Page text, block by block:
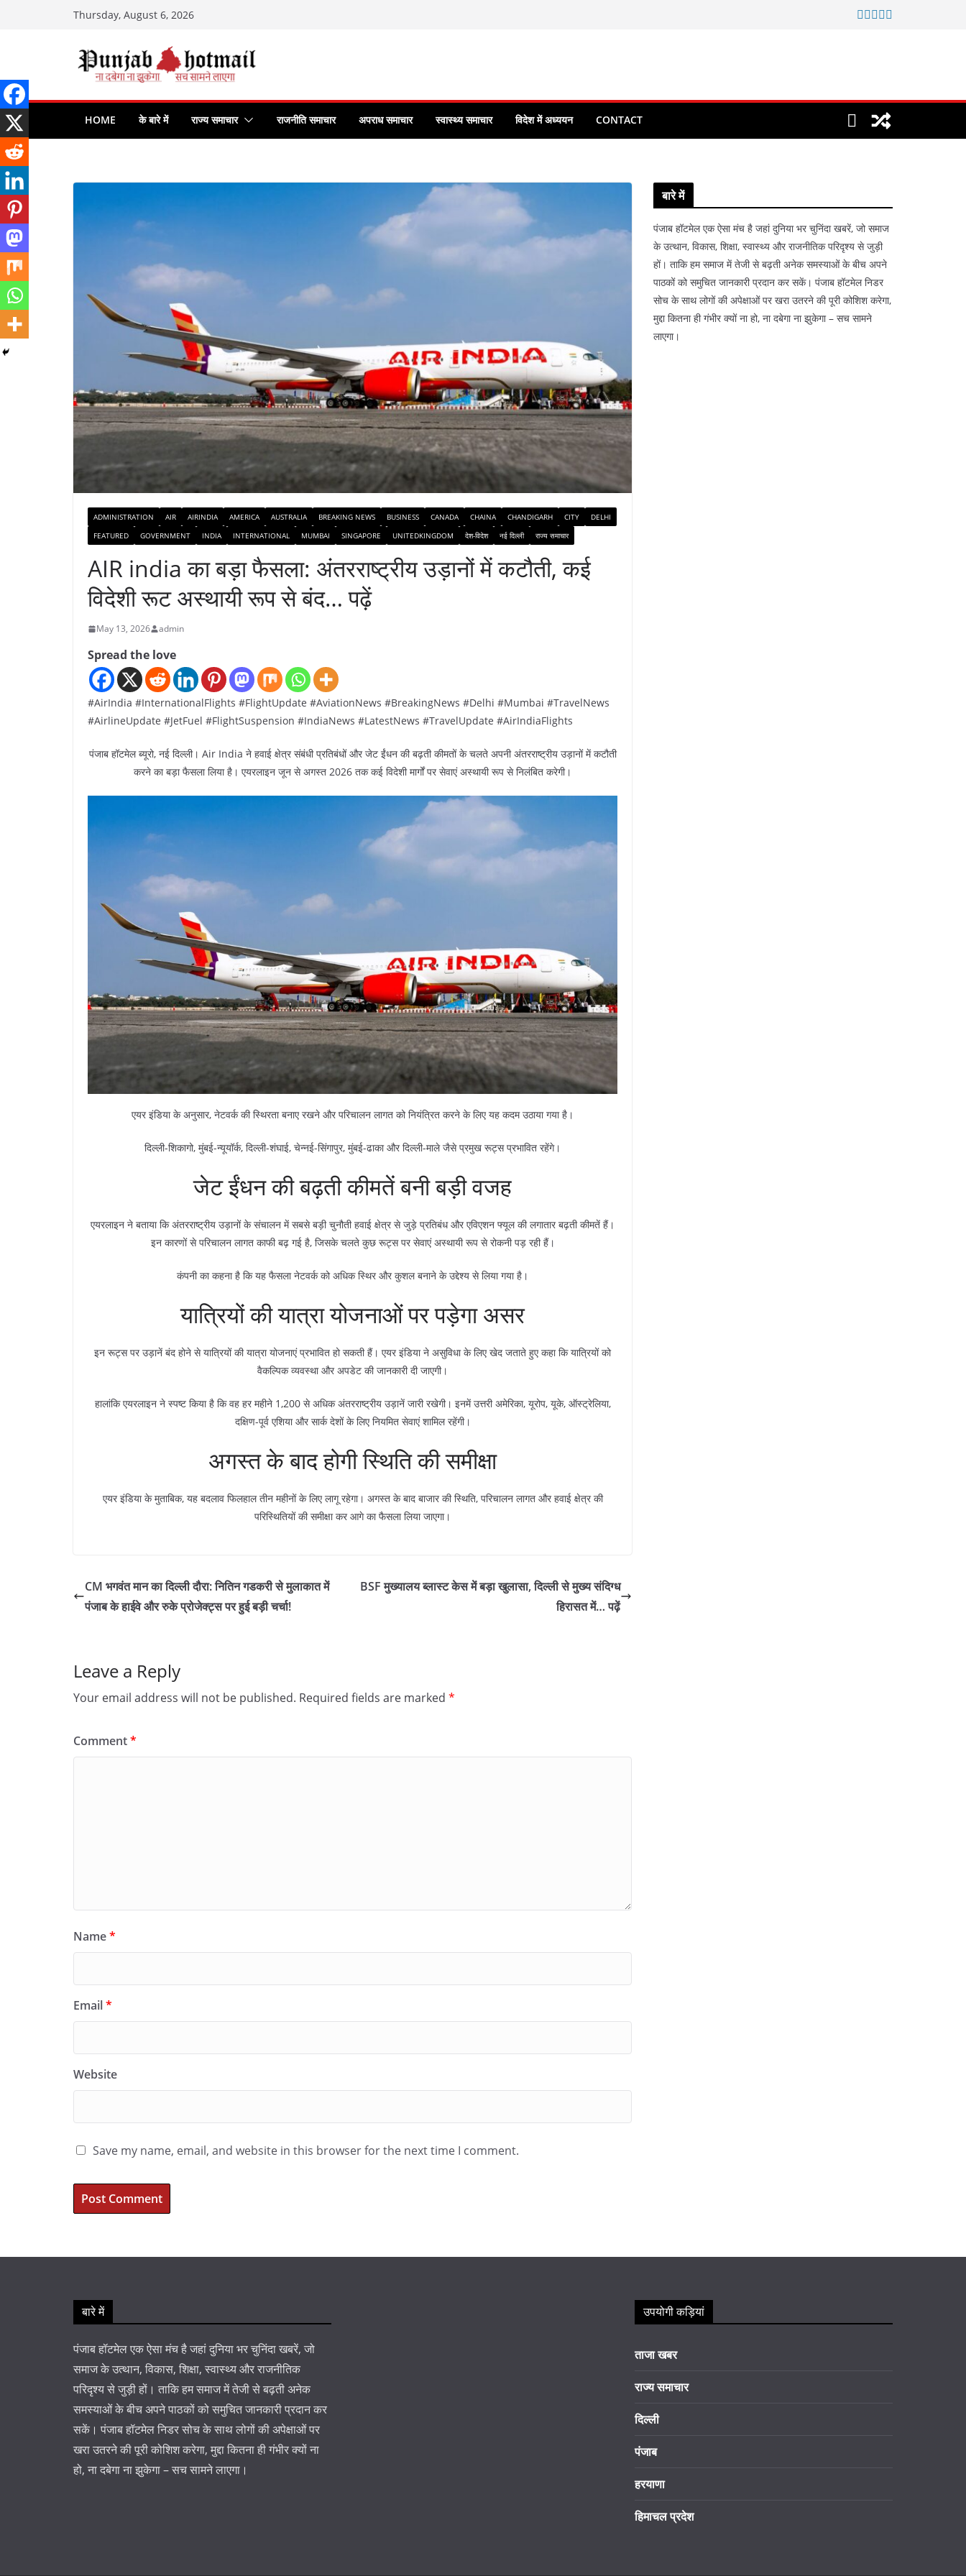
Thursday, August 6, 2026
HOME के बारे में राज्य समाचार राजनीति समाचार अपराध समाचार स्वास्थ्य समाचार विदेश में अध्ययन CONTACT
ADMINISTRATION AIR AIRINDIA AMERICA AUSTRALIA BREAKING NEWS BUSINESS CANADA CHAINA CHANDIGARH CITY
DELHI
FEATURED
GOVERNMENT INDIA INTERNATIONAL MUMBAI SINGAPORE UNITEDKINGDOM देश-विदेश नई दिल्ली राज्य समाचार
AIR india का बड़ा फैसला: अंतरराष्ट्रीय उड़ानों में कटौती, कई
विदेशी रूट अस्थायी रूप से बंद… पढ़ें
May 13, 2026 admin
Spread the love
#AirIndia #InternationalFlights #FlightUpdate #AviationNews #BreakingNews #Delhi #Mumbai #TravelNews
#AirlineUpdate #JetFuel #FlightSuspension #IndiaNews #LatestNews #TravelUpdate #AirIndiaFlights
पंजाब हॉटमेल ब्यूरो, नई दिल्ली। Air India ने हवाई क्षेत्र संबंधी प्रतिबंधों और जेट ईंधन की बढ़ती कीमतों के चलते अपनी अंतरराष्ट्रीय उड़ानों में कटौती
करने का बड़ा फैसला लिया है। एयरलाइन जून से अगस्त 2026 तक कई विदेशी मार्गों पर सेवाएं अस्थायी रूप से निलंबित करेगी।
एयर इंडिया के अनुसार, नेटवर्क की स्थिरता बनाए रखने और परिचालन लागत को नियंत्रित करने के लिए यह कदम उठाया गया है।
दिल्ली-शिकागो, मुंबई-न्यूयॉर्क, दिल्ली-शंघाई, चेन्नई-सिंगापुर, मुंबई-ढाका और दिल्ली-माले जैसे प्रमुख रूट्स प्रभावित रहेंगे।
जेट ईंधन की बढ़ती कीमतें बनी बड़ी वजह
एयरलाइन ने बताया कि अंतरराष्ट्रीय उड़ानों के संचालन में सबसे बड़ी चुनौती हवाई क्षेत्र से जुड़े प्रतिबंध और एविएशन फ्यूल की लगातार बढ़ती कीमतें हैं।
इन कारणों से परिचालन लागत काफी बढ़ गई है, जिसके चलते कुछ रूट्स पर सेवाएं अस्थायी रूप से रोकनी पड़ रही हैं।
कंपनी का कहना है कि यह फैसला नेटवर्क को अधिक स्थिर और कुशल बनाने के उद्देश्य से लिया गया है।
यात्रियों की यात्रा योजनाओं पर पड़ेगा असर
इन रूट्स पर उड़ानें बंद होने से यात्रियों की यात्रा योजनाएं प्रभावित हो सकती हैं। एयर इंडिया ने असुविधा के लिए खेद जताते हुए कहा कि यात्रियों को
वैकल्पिक व्यवस्था और अपडेट की जानकारी दी जाएगी।
हालांकि एयरलाइन ने स्पष्ट किया है कि वह हर महीने 1,200 से अधिक अंतरराष्ट्रीय उड़ानें जारी रखेगी। इनमें उत्तरी अमेरिका, यूरोप, यूके, ऑस्ट्रेलिया,
दक्षिण-पूर्व एशिया और सार्क देशों के लिए नियमित सेवाएं शामिल रहेंगी।
अगस्त के बाद होगी स्थिति की समीक्षा
एयर इंडिया के मुताबिक, यह बदलाव फिलहाल तीन महीनों के लिए लागू रहेगा। अगस्त के बाद बाजार की स्थिति, परिचालन लागत और हवाई क्षेत्र की
परिस्थितियों की समीक्षा कर आगे का फैसला लिया जाएगा।
CM भगवंत मान का दिल्ली दौरा: नितिन गडकरी से मुलाकात में
पंजाब के हाईवे और रुके प्रोजेक्ट्स पर हुई बड़ी चर्चा!
BSF मुख्यालय ब्लास्ट केस में बड़ा खुलासा, दिल्ली से मुख्य संदिग्ध
हिरासत में… पढ़ें
Leave a Reply
Your email address will not be published. Required fields are marked *
Comment*
Name*
Email*
Website
Save my name, email, and website in this browser for the next time I comment.
बारे में
पंजाब हॉटमेल एक ऐसा मंच है जहां दुनिया भर चुनिंदा खबरें, जो समाज
के उत्थान, विकास, शिक्षा, स्वास्थ्य और राजनीतिक परिदृश्य से जुड़ी
हों। ताकि हम समाज में तेजी से बढ़ती अनेक समस्याओं के बीच अपने
पाठकों को समुचित जानकारी प्रदान कर सकें। पंजाब हॉटमेल निडर
सोच के साथ लोगों की अपेक्षाओं पर खरा उतरने की पूरी कोशिश करेगा,
मुद्दा कितना ही गंभीर क्यों ना हो, ना दबेगा ना झुकेगा – सच सामने
लाएगा।
बारे में
पंजाब हॉटमेल एक ऐसा मंच है जहां दुनिया भर चुनिंदा खबरें, जो
समाज के उत्थान, विकास, शिक्षा, स्वास्थ्य और राजनीतिक
परिदृश्य से जुड़ी हों। ताकि हम समाज में तेजी से बढ़ती अनेक
समस्याओं के बीच अपने पाठकों को समुचित जानकारी प्रदान कर
सकें। पंजाब हॉटमेल निडर सोच के साथ लोगों की अपेक्षाओं पर
खरा उतरने की पूरी कोशिश करेगा, मुद्दा कितना ही गंभीर क्यों ना
हो, ना दबेगा ना झुकेगा – सच सामने लाएगा।
उपयोगी कड़ियां
ताजा खबर
राज्य समाचार
दिल्ली
पंजाब
हरयाणा
हिमाचल प्रदेश